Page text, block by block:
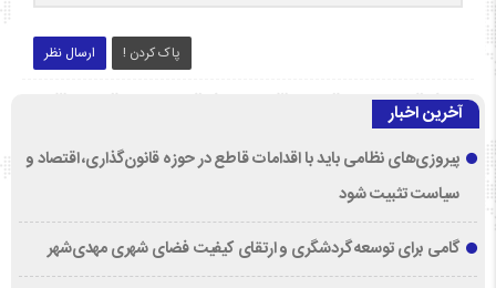
ارسال نظر پاک کردن !
آخرین اخبار
پیروزی‌های نظامی باید با اقدامات قاطع در حوزه قانون‌گذاری، اقتصاد و
سیاست تثبیت شود
گامی برای توسعه گردشگری و ارتقای کیفیت فضای شهری مهدی‌شهر